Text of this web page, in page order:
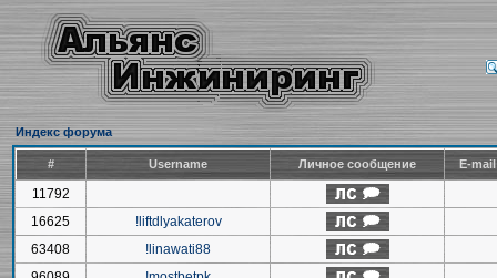
Индекс форума
# Username Личное сообщение E-
11792
16625
!liftdlyakaterov
63408
!linawati88